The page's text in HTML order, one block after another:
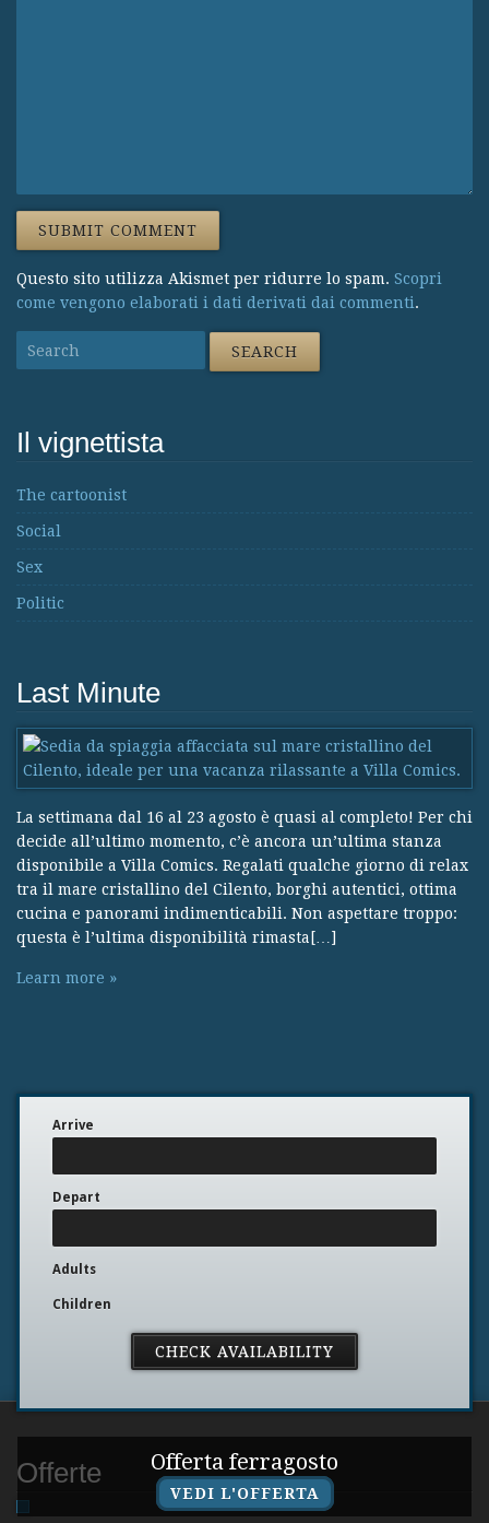
Questo sito utilizza Akismet per ridurre lo spam. Scopri
come vengono elaborati i dati derivati dai commenti.
Il vignettista
The cartoonist
Social
Sex
Politic
Last Minute
La settimana dal 16 al 23 agosto è quasi al completo! Per chi
decide all’ultimo momento, c’è ancora un’ultima stanza
disponibile a Villa Comics. Regalati qualche giorno di relax
tra il mare cristallino del Cilento, borghi autentici, ottima
cucina e panorami indimenticabili. Non aspettare troppo:
questa è l’ultima disponibilità rimasta[…]
Learn more »
Arrive
Depart
Adults
Children
Offerte Offerta ferragosto
VEDI L'OFFERTA